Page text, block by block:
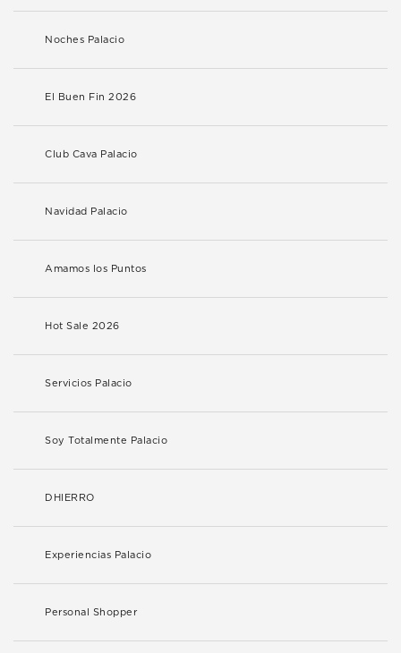
Noches Palacio
El Buen Fin 2026
Club Cava Palacio
Navidad Palacio
Amamos los Puntos
Hot Sale 2026
Servicios Palacio
Soy Totalmente Palacio
DHIERRO
Experiencias Palacio
Personal Shopper